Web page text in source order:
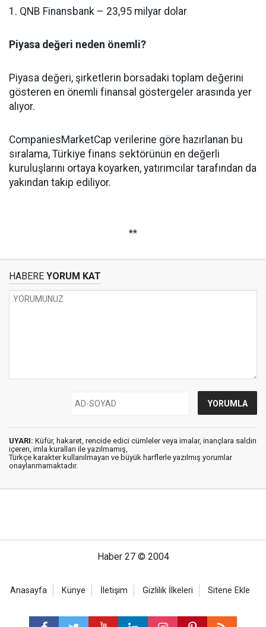
1. QNB Finansbank – 23,95 milyar dolar
Piyasa değeri neden önemli?
Piyasa değeri, şirketlerin borsadaki toplam değerini
gösteren en önemli finansal göstergeler arasında yer
alıyor.
CompaniesMarketCap verilerine göre hazırlanan bu
sıralama, Türkiye finans sektörünün en değerli
kuruluşlarını ortaya koyarken, yatırımcılar tarafından da
yakından takip ediliyor.
**
HABERE YORUM KAT
UYARI: Küfür, hakaret, rencide edici cümleler veya imalar, inançlara saldırı
içeren, imla kuralları ile yazılmamış,
Türkçe karakter kullanılmayan ve büyük harflerle yazılmış yorumlar
onaylanmamaktadır.
Haber 27 © 2004
Anasayfa Künye İletişim Gizlilik İlkeleri Sitene Ekle